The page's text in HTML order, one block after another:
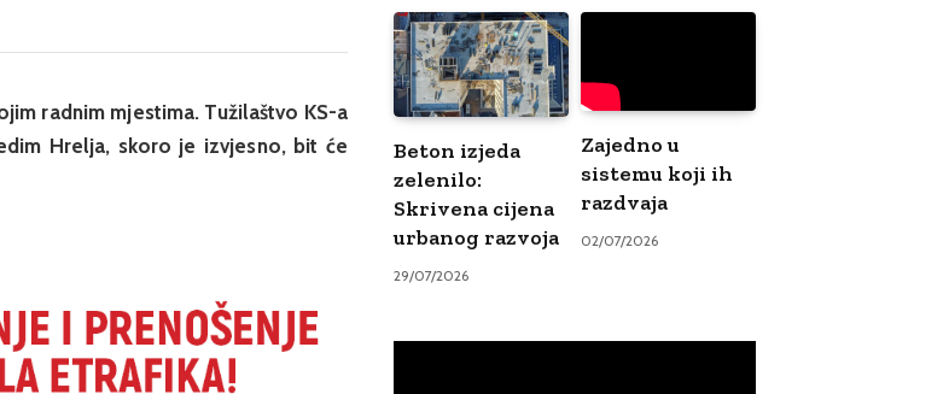
radnim mjestima. Tužilaštvo KS-a
Hrelja, skoro je izvjesno, bit će
Beton izjeda
zelenilo:
Skrivena cijena
urbanog razvoja
29/07/2026
Zajedno u
sistemu koji ih
razdvaja
02/07/2026